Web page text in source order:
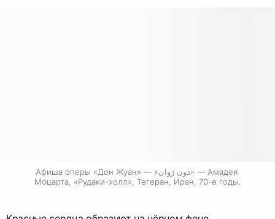
Афиша оперы «Дон Жуан» — «دون ژوان» — Амадея
Моцарта, «Рудаки-холл», Тегеран, Иран, 70-е годы.